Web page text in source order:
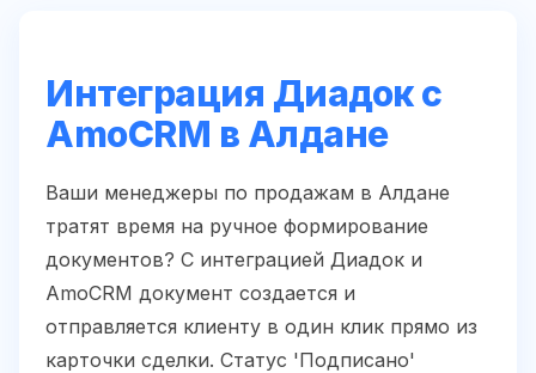
Интеграция Диадок с
AmoCRM в Алдане
Ваши менеджеры по продажам в Алдане
тратят время на ручное формирование
документов? С интеграцией Диадок и
AmoCRM документ создается и
отправляется клиенту в один клик прямо из
карточки сделки. Статус 'Подписано'